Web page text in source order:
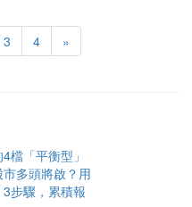
3 4 »
檔「平衡型」
多頭將啟？用
步驟，累積報